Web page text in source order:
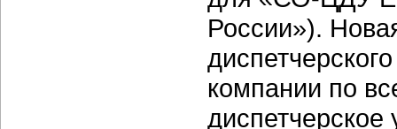
России»).
компании по